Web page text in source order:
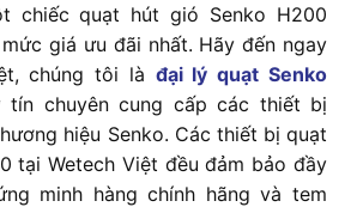
chiếc quạt hút gió Senko H200
giá ưu đãi nhất. Hãy đến ngay
chúng tôi là đại lý quạt Senko
tín chuyên cung cấp các thiết bị
hiệu Senko. Các thiết bị quạt
tại Wetech Việt đều đảm bảo đầy
minh hàng chính hãng và tem